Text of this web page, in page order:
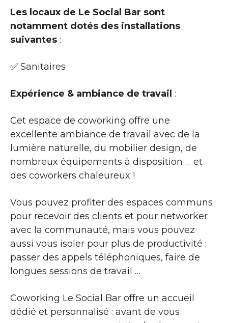
Les locaux de Le Social Bar sont
notamment dotés des installations
suivantes :
✅ Sanitaires
Expérience & ambiance de travail :
Cet espace de coworking offre une
excellente ambiance de travail avec de la
lumière naturelle, du mobilier design, de
nombreux équipements à disposition … et
des coworkers chaleureux !
Vous pouvez profiter des espaces communs
pour recevoir des clients et pour networker
avec la communauté, mais vous pouvez
aussi vous isoler pour plus de productivité :
passer des appels téléphoniques, faire de
longues sessions de travail …
Coworking Le Social Bar offre un accueil
dédié et personnalisé : avant de vous